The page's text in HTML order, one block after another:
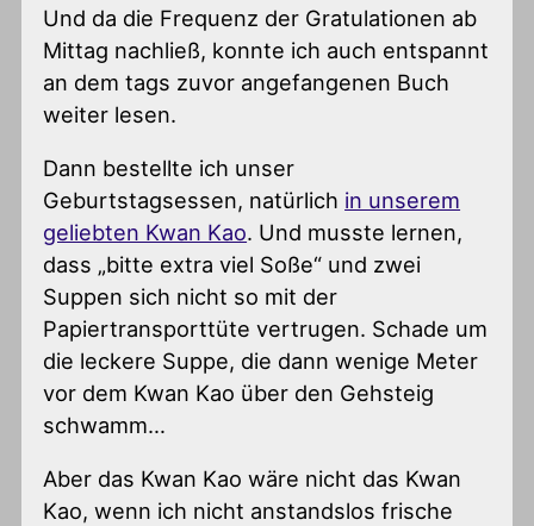
Und da die Frequenz der Gratulationen ab
Mittag nachließ, konnte ich auch entspannt
an dem tags zuvor angefangenen Buch
weiter lesen.
Dann bestellte ich unser
Geburtstagsessen, natürlich in unserem
geliebten Kwan Kao. Und musste lernen,
dass „bitte extra viel Soße“ und zwei
Suppen sich nicht so mit der
Papiertransporttüte vertrugen. Schade um
die leckere Suppe, die dann wenige Meter
vor dem Kwan Kao über den Gehsteig
schwamm…
Aber das Kwan Kao wäre nicht das Kwan
Kao, wenn ich nicht anstandslos frische